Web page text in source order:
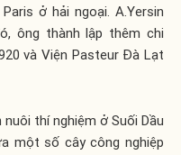
ở hải ngoại. A.Yersin
ông thành lập thêm chi
và Viện Pasteur Đà Lạt
thí nghiệm ở Suối Dầu
một số cây công nghiệp